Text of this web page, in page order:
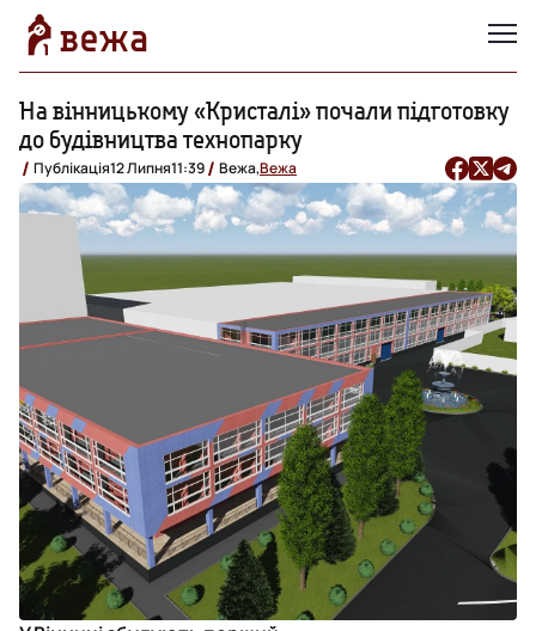
На вінницькому «Кристалі» почали підготовку
до будівництва технопарку
Публікація12 Липня11:39 Вежа,Вежа